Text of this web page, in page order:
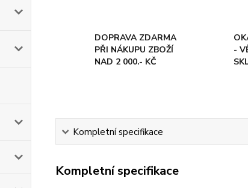
DOPRAVA ZDARMA
PŘI NÁKUPU ZBOŽÍ
NAD 2 000.- KČ
-
Kompletní specifikace
Kompletní specifikace